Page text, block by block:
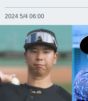
2024 5/4 06:00